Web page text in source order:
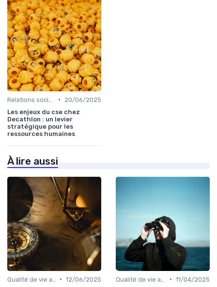
•
20/06/2025
Les enjeux du cse chez
Decathlon : un levier
stratégique pour les
ressources humaines
À lire aussi
• 12/06/2025
• 11/04/2025